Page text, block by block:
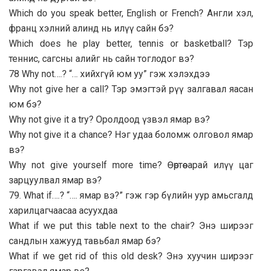
Which do you speak better, English or French? Англи хэл,
франц хэлний алинд нь илүү сайн бэ?
Which does he play better, tennis or basketball? Тэр
теннис, сагсны алийг нь сайн тоглодог вэ?
78 Why not….? “… хийхгүй юм уу” гэж хэлэхдээ
Why not give her a call? Тэр эмэгтэй рүү залгавал яасан
юм бэ?
Why not give it a try? Оролдоод үзвэл ямар вэ?
Why not give it a chance? Нэг удаа боломж олговол ямар
вэ?
Why not give yourself more time? Өөртөө арай илүү цаг
зарцуулвал ямар вэ?
79. What if….? “…. ямар вэ?” гэж гэр бүлийн уур амьсгалд
харилцагчаасаа асуухдаа
What if we put this table next to the chair? Энэ ширээг
сандлын хажууд тавьбал ямар бэ?
What if we get rid of this old desk? Энэ хуучин ширээг